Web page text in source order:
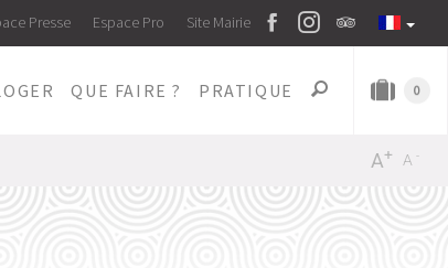
Presse Espace Pro Site Mairie
QUE FAIRE ? PRATIQUE 0
-
A
+
A